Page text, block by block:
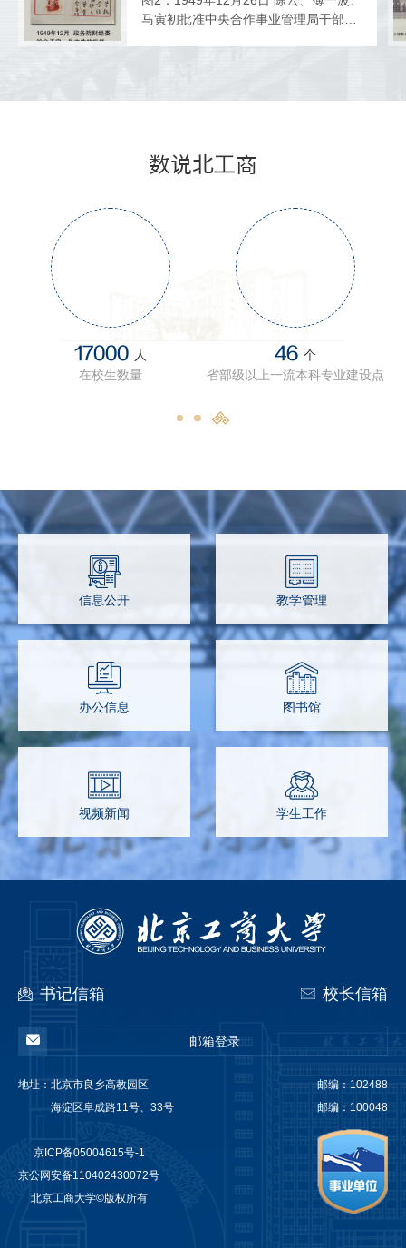
马寅初批准中央合作事业管理局干部学
数说北工商
17000 人
在校生数量
46 个
省部级以上一流本科专业建设点
信息公开 教学管理
办公信息 图书馆
视频新闻 学生工作
书记信箱 校长信箱
邮箱登录
地址： 北京市良乡高教园区
邮编：102488
海淀区阜成路11号、33号
邮编：100048
京ICP备05004615号-1
京公网安备110402430072号
北京工商大学©版权所有